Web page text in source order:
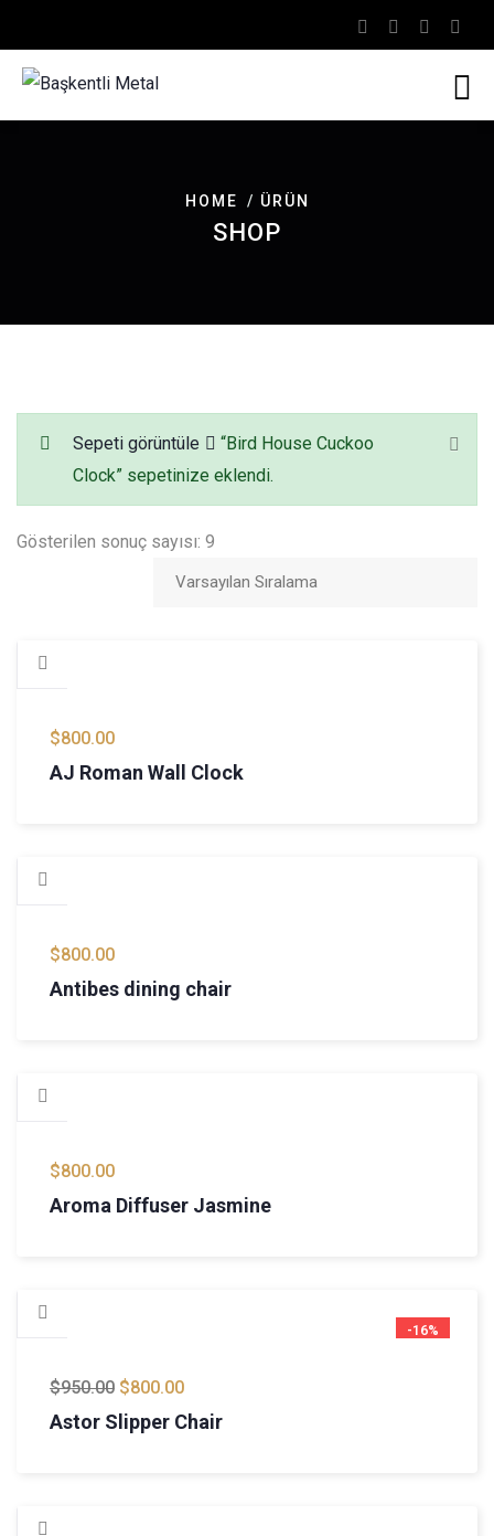
HOME ÜRÜN
SHOP
Sepeti görüntüle
“Bird House Cuckoo
Clock” sepetinize eklendi.
Gösterilen sonuç sayısı: 9
$800.00
AJ Roman Wall Clock
$800.00
Antibes dining chair
$800.00
Aroma Diffuser Jasmine
-16%
$950.00 $800.00
Astor Slipper Chair